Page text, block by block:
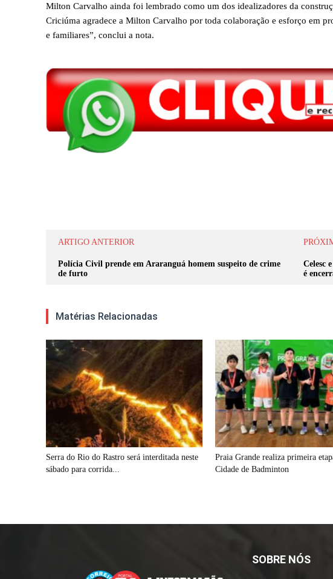
Milton Carvalho ainda foi lembrado como um dos idealizadores da
Criciúma agradece a Milton Carvalho por toda colaboração e esforço em
e familiares”, conclui a nota.
ARTIGO ANTERIOR
Polícia Civil prende em Araranguá homem suspeito de crime
de furto
Celesc
é
Matérias Relacionadas
Serra do Rio do Rastro será interditada neste
sábado para corrida...
Praia Grande realiza primeira
Cidade de Badminton
SOBRE NÓS